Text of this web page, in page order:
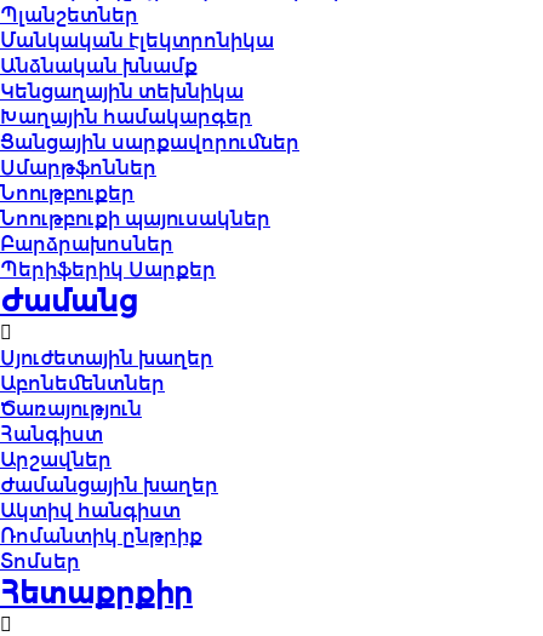
Պլանշետներ
Մանկական էլեկտրոնիկա
Անձնական խնամք
Կենցաղային տեխնիկա
Խաղային համակարգեր
Ցանցային սարքավորումներ
Սմարթֆոններ
Նոութբուքեր
Նոութբուքի պայուսակներ
Բարձրախոսներ
Պերիֆերիկ Սարքեր
Ժամանց
Սյուժետային խաղեր
Աբոնեմենտներ
Ծառայություն
Հանգիստ
Արշավներ
Ժամանցային խաղեր
Ակտիվ հանգիստ
Ռոմանտիկ ընթրիք
Տոմսեր
Հետաքրքիր